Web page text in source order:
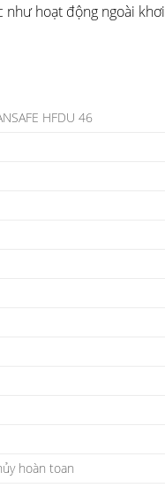
như hoạt động ngoài khơi
HFDU 46
hoàn toan